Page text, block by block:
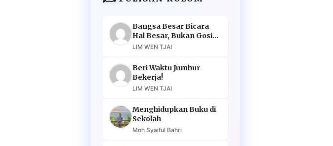
Bangsa Besar Bicara
Hal Besar, Bukan Gosip
Murahan
LIM WEN TJAI
Beri Waktu Jumhur
Bekerja!
LIM WEN TJAI
Menghidupkan Buku di
Sekolah
Moh Syaiful Bahri